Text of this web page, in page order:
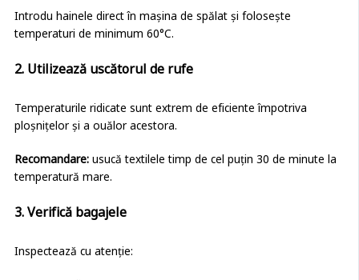
Introdu hainele direct în mașina de spălat și folosește
temperaturi de minimum 60°C.
2. Utilizează uscătorul de rufe
Temperaturile ridicate sunt extrem de eficiente împotriva
ploșnițelor și a ouălor acestora.
Recomandare: usucă textilele timp de cel puțin 30 de minute la
temperatură mare.
3. Verifică bagajele
Inspectează cu atenție: